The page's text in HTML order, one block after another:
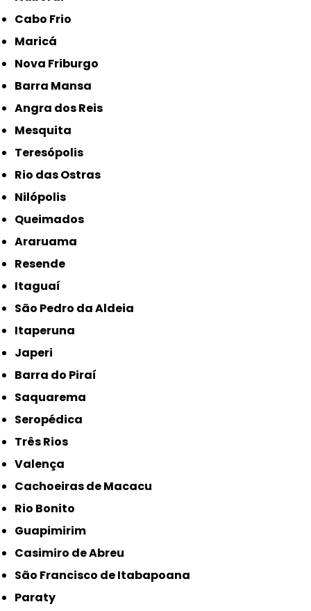
Cabo Frio
Maricá
Nova Friburgo
Barra Mansa
Angra dos Reis
Mesquita
Teresópolis
Rio das Ostras
Nilópolis
Queimados
Araruama
Resende
Itaguaí
São Pedro da Aldeia
Itaperuna
Japeri
Barra do Piraí
Saquarema
Seropédica
Três Rios
Valença
Cachoeiras de Macacu
Rio Bonito
Guapimirim
Casimiro de Abreu
São Francisco de Itabapoana
Paraty